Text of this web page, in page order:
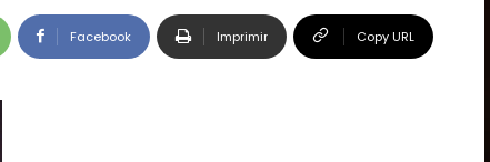
Facebook Imprimir Copy URL